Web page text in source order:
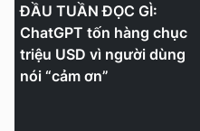
ĐẦU TUẦN ĐỌC GÌ:
ChatGPT tốn hàng chục
triệu USD vì người dùng
nói “cảm ơn”